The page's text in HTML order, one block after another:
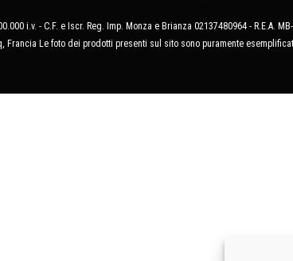
i.v. - C.F. e Iscr. Reg. Imp. Monza e Brianza 02137480964 - R.E.A.
Francia Le foto dei prodotti presenti sul sito sono puramente